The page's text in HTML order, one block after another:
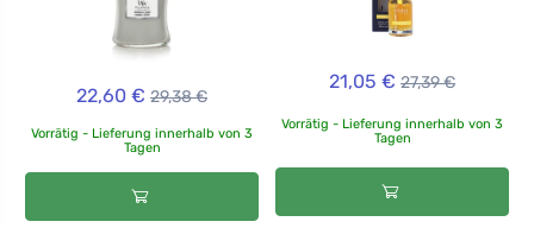
22,60 € 29,38 €
Vorrätig - Lieferung innerhalb von 3
Tagen
21,05 € 27,39 €
Vorrätig - Lieferung innerhalb von 3
Tagen